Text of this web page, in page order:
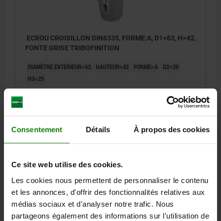
Consentement Détails À propos des cookies
Ce site web utilise des cookies.
Les cookies nous permettent de personnaliser le contenu
et les annonces, d'offrir des fonctionnalités relatives aux
médias sociaux et d'analyser notre trafic. Nous
partageons également des informations sur l'utilisation de
ECROU CROISILLON DIN6335, FORME:A, D1=63, H=42,
FONTE GRISE TRIBOFINITION
DIAMÈTRE EXTÉRIEUR=63 HAUTEUR=42 FORME=A
D2=20
H3=25
hors frais d’envoi
06160 A